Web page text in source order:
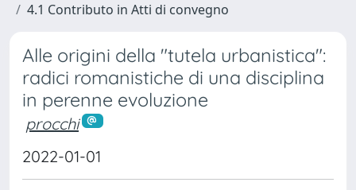
4.1 Contributo in Atti di convegno
Alle origini della "tutela urbanistica":
radici romanistiche di una disciplina
in perenne evoluzione
procchi
2022-01-01